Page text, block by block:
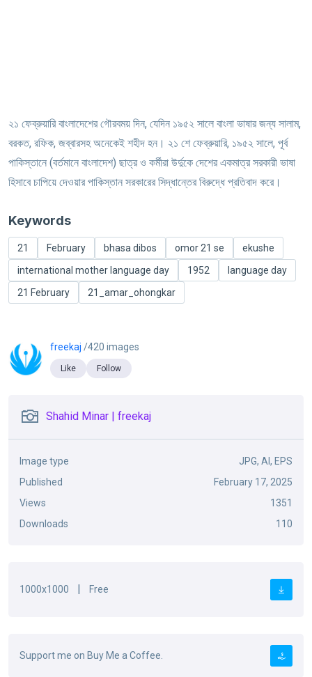
২১ ফেব্রুয়ারি বাংলাদেশের গৌরবময় দিন, যেদিন ১৯৫২ সালে বাংলা ভাষার জন্য সালাম,
বরকত, রফিক, জব্বারসহ অনেকেই শহীদ হন। ২১ শে ফেব্রুয়ারি, ১৯৫২ সালে, পূর্ব
পাকিস্তানে (বর্তমানে বাংলাদেশ) ছাত্র ও কর্মীরা উর্দুকে দেশের একমাত্র সরকারী ভাষা
হিসাবে চাপিয়ে দেওয়ার পাকিস্তান সরকারের সিদ্ধান্তের বিরুদ্ধে প্রতিবাদ করে।
Keywords
21 February bhasa dibos omor 21 se
ekushe
international mother language day
1952
language day
21 February
21_amar_ohongkar
freekaj /420 images
Like Follow
Shahid Minar | freekaj
Image type
JPG, AI, EPS
Published
February 17, 2025
Views
1351
Downloads
110
1000x1000 Free
Support me on Buy Me a Coffee.